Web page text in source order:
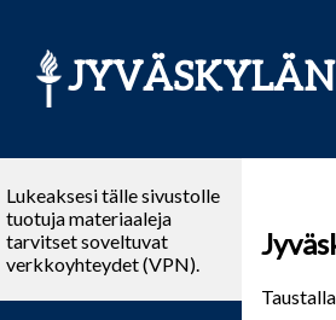
Lukeaksesi tälle sivustolle
tuotuja materiaaleja
tarvitset soveltuvat
verkkoyhteydet (VPN).